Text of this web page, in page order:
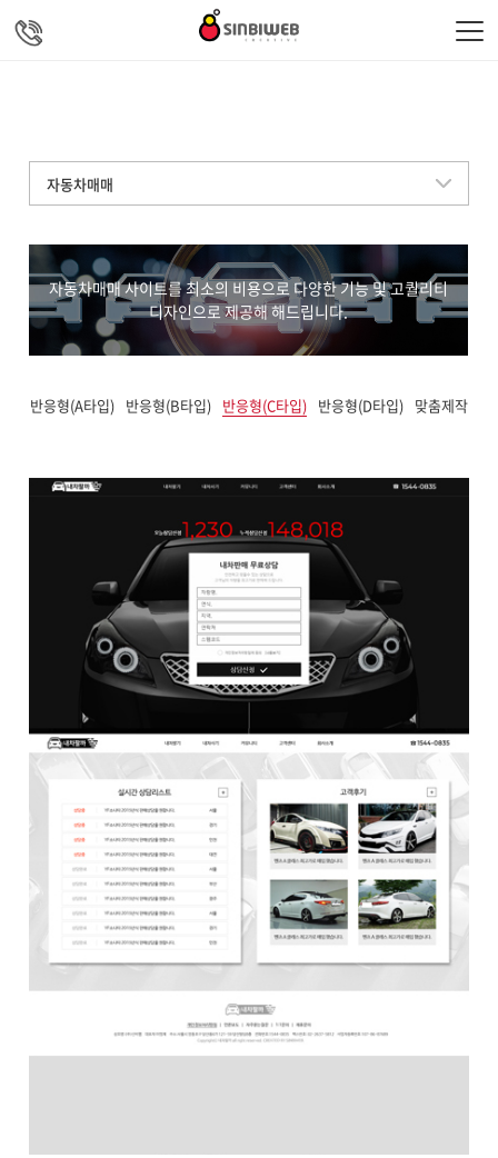
자동차매매
자동차매매 사이트를 최소의 비용으로 다양한 기능 및 고퀄리티
디자인으로 제공해 해드립니다.
반응형(A타입) 반응형(B타입) 반응형(C타입) 반응형(D타입) 맞춤제작